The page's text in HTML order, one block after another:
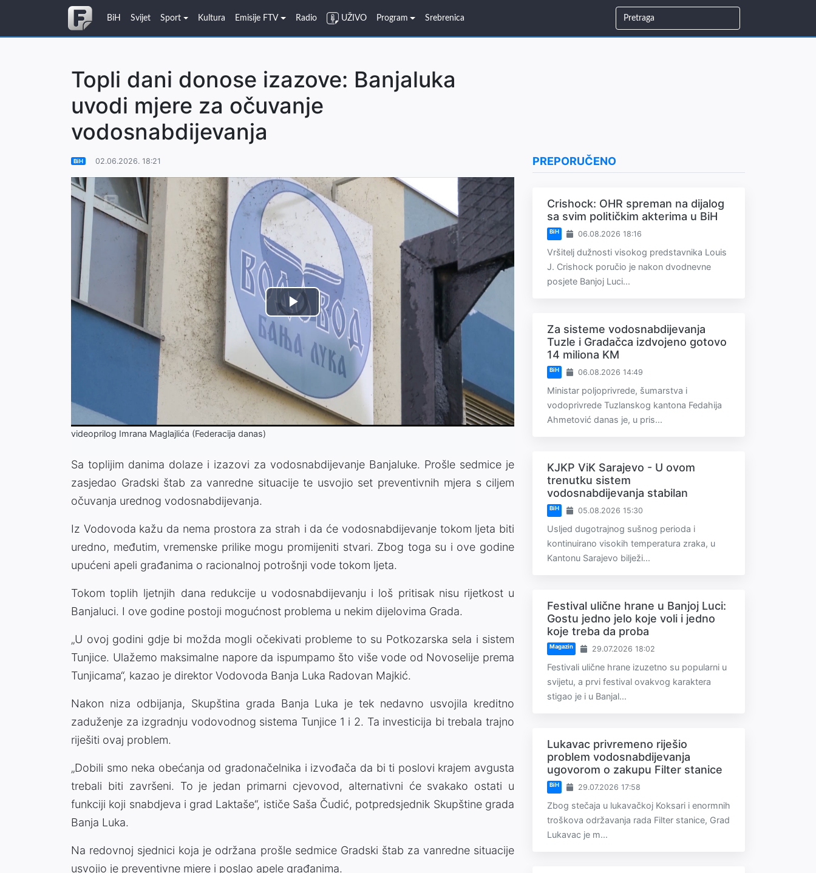
BiH Svijet Sport Kultura Emisije FTV Radio UŽIVO Program Srebrenica
Topli dani donose izazove: Banjaluka
uvodi mjere za očuvanje
vodosnabdijevanja
BiH 02.06.2026. 18:21
Video
Player
is
loading.
Play
Video
videoprilog Imrana Maglajlića (Federacija danas)
Sa toplijim danima dolaze i izazovi za vodosnabdijevanje Banjaluke. Prošle sedmice je
zasjedao Gradski štab za vanredne situacije te usvojio set preventivnih mjera s ciljem
očuvanja urednog vodosnabdijevanja.
Iz Vodovoda kažu da nema prostora za strah i da će vodosnabdijevanje tokom ljeta biti
uredno, međutim, vremenske prilike mogu promijeniti stvari. Zbog toga su i ove godine
upućeni apeli građanima o racionalnoj potrošnji vode tokom ljeta.
Tokom toplih ljetnjih dana redukcije u vodosnabdijevanju i loš pritisak nisu rijetkost u
Banjaluci. I ove godine postoji mogućnost problema u nekim dijelovima Grada.
„U ovoj godini gdje bi možda mogli očekivati probleme to su Potkozarska sela i sistem
Tunjice. Ulažemo maksimalne napore da ispumpamo što više vode od Novoselije prema
Tunjicama“, kazao je direktor Vodovoda Banja Luka Radovan Majkić.
Nakon niza odbijanja, Skupština grada Banja Luka je tek nedavno usvojila kreditno
zaduženje za izgradnju vodovodnog sistema Tunjice 1 i 2. Ta investicija bi trebala trajno
riješiti ovaj problem.
„Dobili smo neka obećanja od gradonačelnika i izvođača da bi ti poslovi krajem avgusta
trebali biti završeni. To je jedan primarni cjevovod, alternativni će svakako ostati u
funkciji koji snabdjeva i grad Laktaše“, ističe Saša Čudić, potpredsjednik Skupštine grada
Banja Luka.
Na redovnoj sjednici koja je održana prošle sedmice Gradski štab za vanredne situacije
usvojio je preventivne mjere i poslao apele građanima.
PREPORUČENO
Crishock: OHR spreman na dijalog
sa svim političkim akterima u BiH
BiH 06.08.2026 18:16
Vršitelj dužnosti visokog predstavnika Louis
J. Crishock poručio je nakon dvodnevne
posjete Banjoj Luci...
Za sisteme vodosnabdijevanja
Tuzle i Gradačca izdvojeno gotovo
14 miliona KM
BiH 06.08.2026 14:49
Ministar poljoprivrede, šumarstva i
vodoprivrede Tuzlanskog kantona Fedahija
Ahmetović danas je, u pris...
KJKP ViK Sarajevo - U ovom
trenutku sistem
vodosnabdijevanja stabilan
BiH 05.08.2026 15:30
Usljed dugotrajnog sušnog perioda i
kontinuirano visokih temperatura zraka, u
Kantonu Sarajevo bilježi...
Festival ulične hrane u Banjoj Luci:
Gostu jedno jelo koje voli i jedno
koje treba da proba
Magazin 29.07.2026 18:02
Festivali ulične hrane izuzetno su popularni u
svijetu, a prvi festival ovakvog karaktera
stigao je i u Banjal...
Lukavac privremeno riješio
problem vodosnabdijevanja
ugovorom o zakupu Filter stanice
BiH 29.07.2026 17:58
Zbog stečaja u lukavačkoj Koksari i enormnih
troškova održavanja rada Filter stanice, Grad
Lukavac je m...